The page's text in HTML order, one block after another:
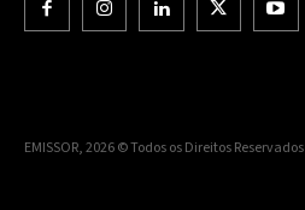
EMISSOR, 2026 © Todos os Direitos Reservados